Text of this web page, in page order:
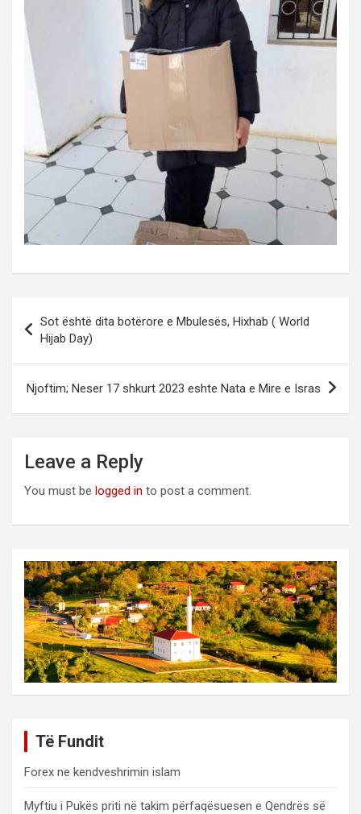
navigation
Sot është dita botërore e Mbulesës, Hixhab ( World
Hijab Day)
Njoftim; Neser 17 shkurt 2023 eshte Nata e Mire e Isras
Leave a Reply
You must be logged in to post a comment.
Të Fundit
Forex ne kendveshrimin islam
Myftiu i Pukës priti në takim përfaqësuesen e Qendrës së